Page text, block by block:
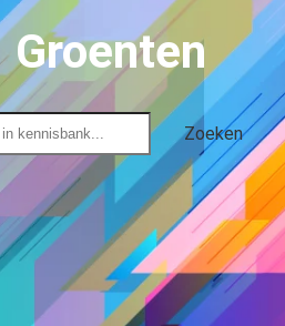
Groenten
Zoeken